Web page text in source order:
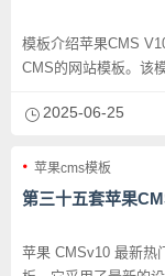
模板介绍苹果CMS
CMS的网站模板。该模
2025-06-25
苹果cms模板
第三十五套苹果
苹果 CMSv10 最新热